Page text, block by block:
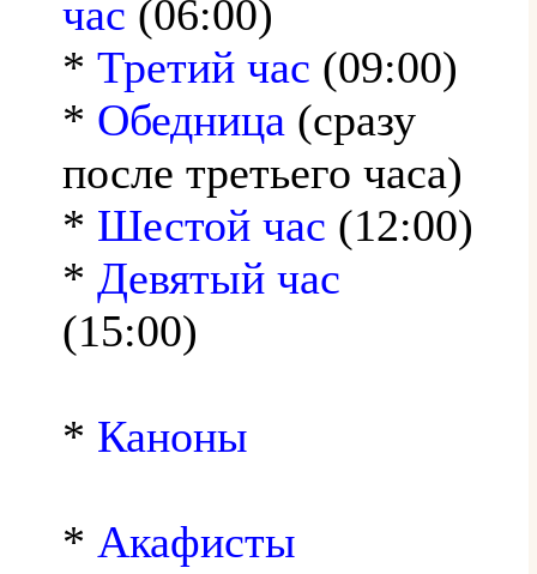
час (06:00)
* Третий час (09:00)
* Обедница (сразу
после третьего часа)
* Шестой час (12:00)
* Девятый час
(15:00)
* Каноны
* Акафисты